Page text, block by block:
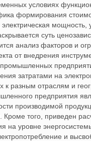
условиях
формирования
мощность,
суть
анализ факторов и
от внедрения
затратами на
к разным отраслям и
предприятия
производимой
Кроме того, приведен
на уровне
и